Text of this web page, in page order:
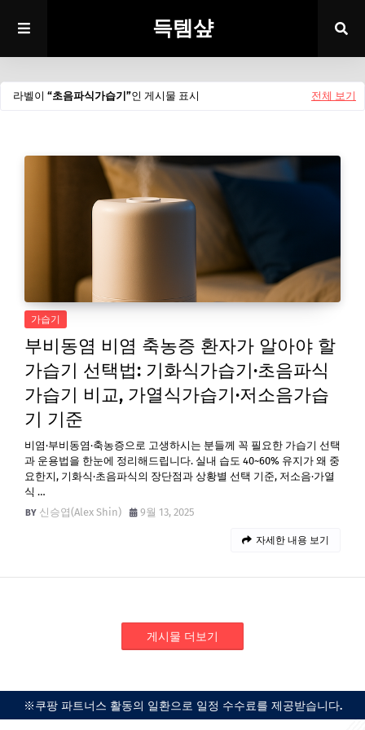
득템샾
라벨이 초음파식가습기 인 게시물 표시 전체 보기
가습기
부비동염 비염 축농증 환자가 알아야 할
가습기 선택법: 기화식가습기·초음파식
가습기 비교, 가열식가습기·저소음가습
기 기준
비염·부비동염·축농증으로 고생하시는 분들께 꼭 필요한 가습기 선택
과 운용법을 한눈에 정리해드립니다. 실내 습도 40~60% 유지가 왜 중
요한지, 기화식·초음파식의 장단점과 상황별 선택 기준, 저소음·가열
식 …
신승엽(Alex Shin)
9월 13, 2025
자세한 내용 보기
게시물 더보기
※쿠팡 파트너스 활동의 일환으로 일정 수수료를 제공받습니다.